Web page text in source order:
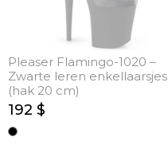
Pleaser Flamingo-1020 –
Zwarte leren enkellaarsjes
(hak 20 cm)
192 $